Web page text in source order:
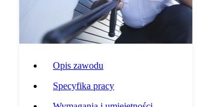
Opis zawodu
Specyfika pracy